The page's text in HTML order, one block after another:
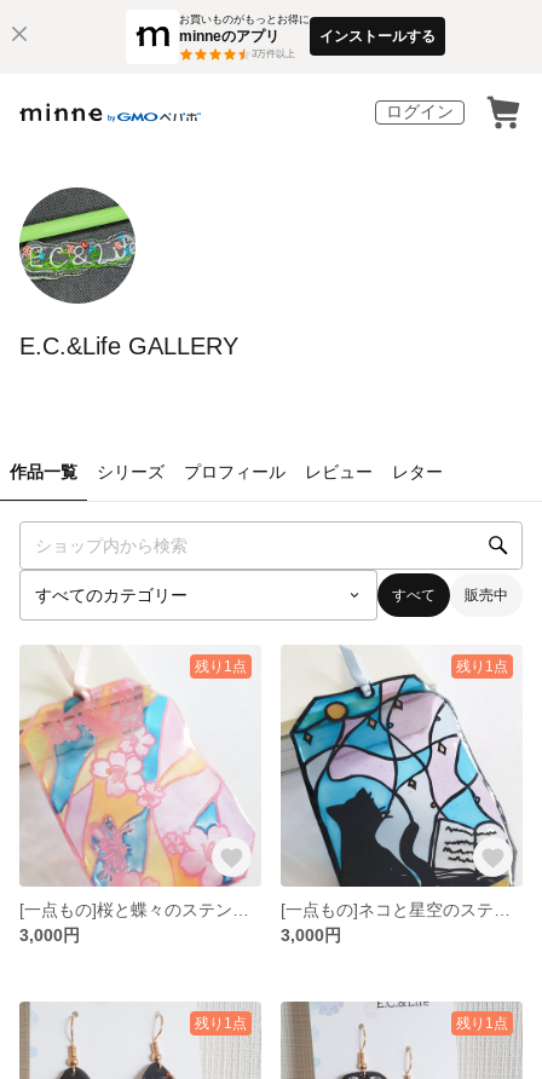
お買いものがもっとお得に
minneのアプリ
3万件以上
インストールする
ログイン
E.C.&Life GALLERY
作品一覧 シリーズ プロフィール レビュー レター
すべて 販売中
残り1点
3,000円
残り1点
3,000円
残り1点 残り1点